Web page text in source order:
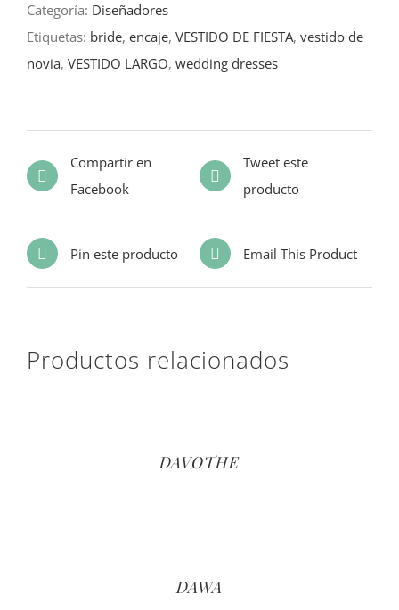
Categoría: Diseñadores
Etiquetas: bride, encaje, VESTIDO DE FIESTA, vestido de
novia, VESTIDO LARGO, wedding dresses
Compartir en
Facebook
Tweet este
producto
Pin este producto Email This Product
Productos relacionados
DAVOTHE
DAWA